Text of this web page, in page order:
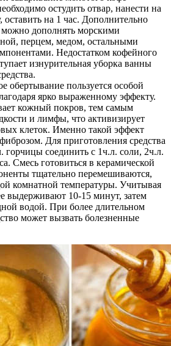
остудить отвар, нанести на
на 1 час. Дополнительно
дополнять морскими
перцем, медом, остальными
Недостатком кофейного
изнурительная уборка ванны
обертывание пользуется особой
ярко выраженному эффекту.
кожный покров, тем самым
и лимфы, что активизирует
клеток. Именно такой эффект
Для приготовления средства
горчицы соединить с 1ч.л. соли, 2ч.л.
Смесь готовиться в керамической
тщательно перемешиваются,
комнатной температуры. Учитывая
выдерживают 10-15 минут, затем
водой. При более длительном
может вызвать болезненные